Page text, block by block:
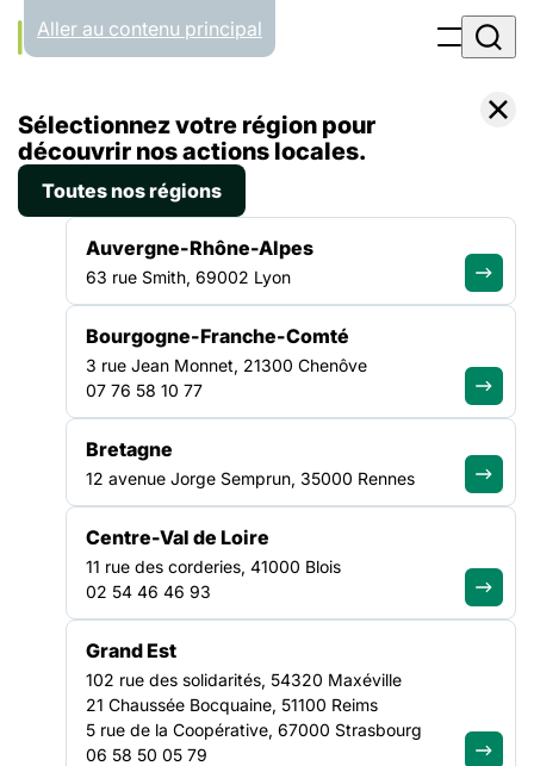
Panneau de gestion des cookies
Aller au contenu principal
Accueil Liste des actualités Kit communication pour mobilisations 28 septembre
ACTUALITÉ|23 SEPTEMBRE 2022
Kit communication pour
mobilisations 28 septembre
Vous trouverez ci-dessous l’ensemble des outils mis à votre
disposition pour vos mobilisations du 28 septembre 2022:
que pour les réseaux sociaux et une signature d’email.
Réseaux sociaux : Facebook //Linkedin // Twitter // Instagram
Signatures d’emails : Génériques : Paris : À Imprimer :
(Formats
KIT COMMUNICATION POUR MOBILISATIONS 28 SEPTEMBRE
KIT COMMUNICATION POUR MOBILISATIONS 28 SEPTEMBRE
Vous trouverez ci-dessous l’ensemble des outils mis à votre
des visuels pour vos manifestations et sites internet, ainsi
que pour les réseaux sociaux et une signature d’email.
Réseaux sociaux :
Sélectionnez votre région pour
découvrir nos actions locales.
Toutes nos régions
Auvergne-Rhône-Alpes
63 rue Smith, 69002 Lyon
Bourgogne-Franche-Comté
3 rue Jean Monnet, 21300 Chenôve
07 76 58 10 77
Bretagne
12 avenue Jorge Semprun, 35000 Rennes
Centre-Val de Loire
11 rue des corderies, 41000 Blois
02 54 46 46 93
Grand Est
102 rue des solidarités, 54320 Maxéville
21 Chaussée Bocquaine, 51100 Reims
5 rue de la Coopérative, 67000 Strasbourg
06 58 50 05 79